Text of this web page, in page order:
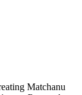
Matchanu